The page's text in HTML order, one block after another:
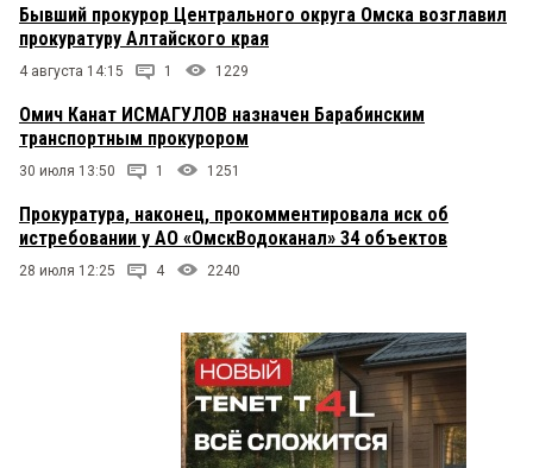
Бывший прокурор Центрального округа Омска возглавил
прокуратуру Алтайского края
4 августа 14:15 1 1229
Омич Канат ИСМАГУЛОВ назначен Барабинским
транспортным прокурором
30 июля 13:50 1 1251
Прокуратура, наконец, прокомментировала иск об
истребовании у АО «ОмскВодоканал» 34 объектов
28 июля 12:25 4 2240